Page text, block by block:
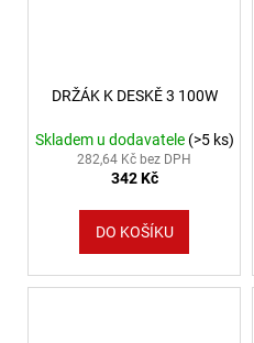
DRŽÁK K DESKĚ 3 100W
Skladem u dodavatele (>5 ks)
282,64 Kč bez DPH
342 Kč
DO KOŠÍKU